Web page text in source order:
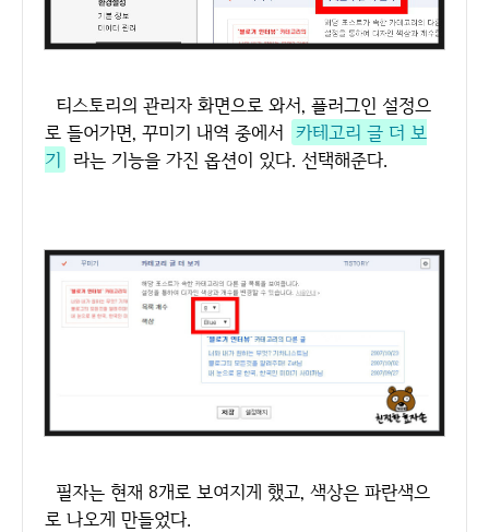
티스토리의 관리자 화면으로 와서, 플러그인 설정으
로 들어가면, 꾸미기 내역 중에서 카테고리 글 더 보
기 라는 기능을 가진 옵션이 있다. 선택해준다.
필자는 현재 8개로 보여지게 했고, 색상은 파란색으
로 나오게 만들었다.